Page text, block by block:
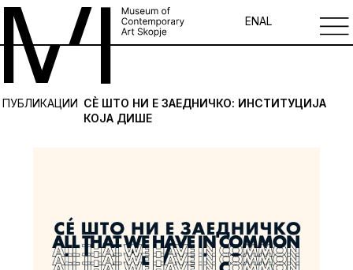
ENAL
ПУБЛИКАЦИИ СЀ ШТО НИ Е ЗАЕДНИЧКО: ИНСТИТУЦИЈА
КОЈА ДИШЕ